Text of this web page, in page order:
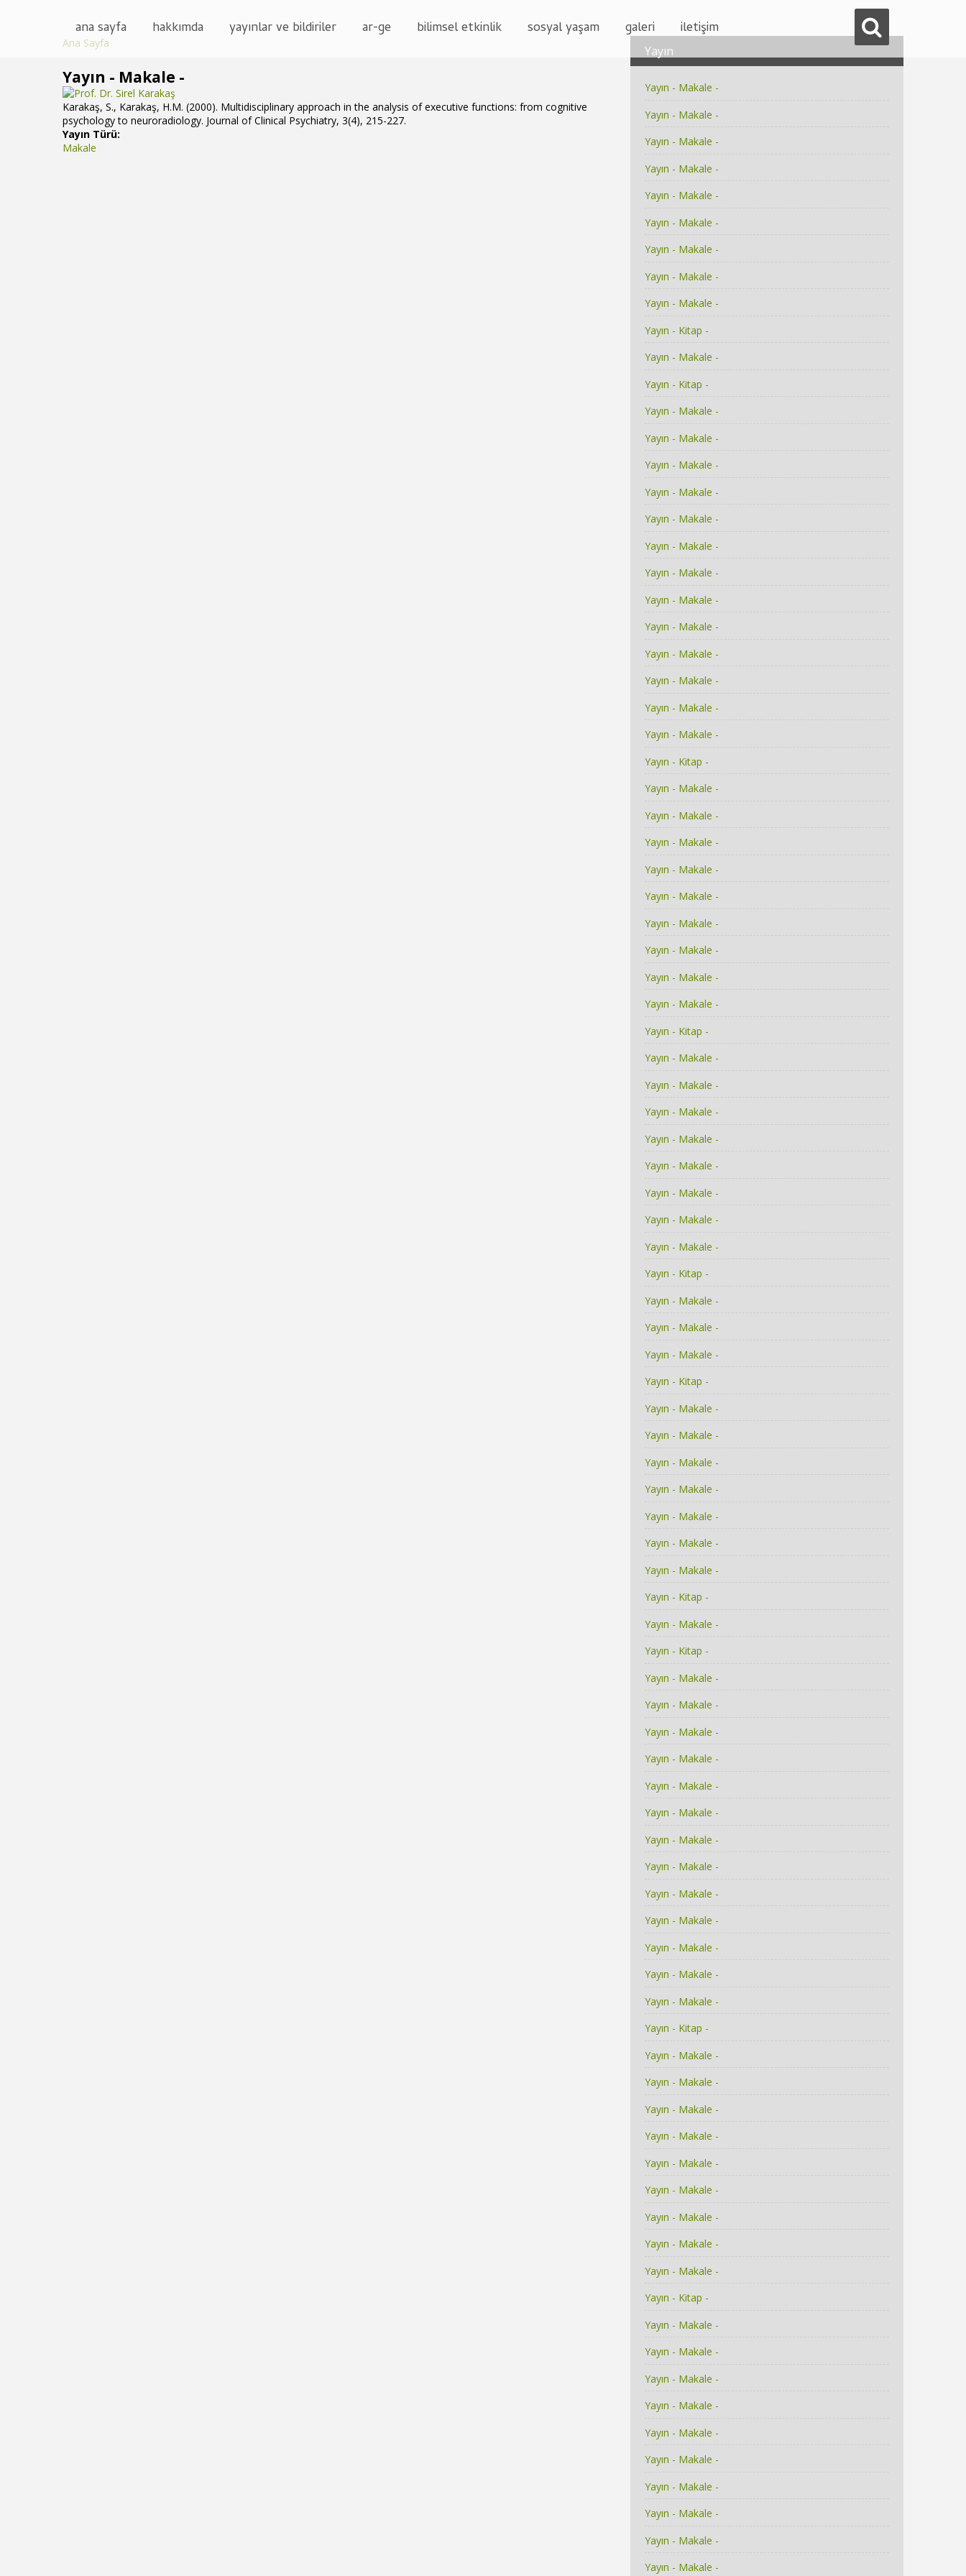
ana sayfa hakkımda yayınlar ve bildiriler ar-ge bilimsel etkinlik sosyal yaşam galeri i̇letişim
Ana Sayfa
Yayın - Makale -
Karakaş, S., Karakaş, H.M. (2000). Multidisciplinary approach in the analysis of executive functions: from cognitive
psychology to neuroradiology. Journal of Clinical Psychiatry, 3(4), 215-227.
Yayın Türü:
Makale
Yayın
Yayın - Makale -
Yayın - Makale -
Yayın - Makale -
Yayın - Makale -
Yayın - Makale -
Yayın - Makale -
Yayın - Makale -
Yayın - Makale -
Yayın - Makale -
Yayın - Kitap -
Yayın - Makale -
Yayın - Kitap -
Yayın - Makale -
Yayın - Makale -
Yayın - Makale -
Yayın - Makale -
Yayın - Makale -
Yayın - Makale -
Yayın - Makale -
Yayın - Makale -
Yayın - Makale -
Yayın - Makale -
Yayın - Makale -
Yayın - Makale -
Yayın - Makale -
Yayın - Kitap -
Yayın - Makale -
Yayın - Makale -
Yayın - Makale -
Yayın - Makale -
Yayın - Makale -
Yayın - Makale -
Yayın - Makale -
Yayın - Makale -
Yayın - Makale -
Yayın - Kitap -
Yayın - Makale -
Yayın - Makale -
Yayın - Makale -
Yayın - Makale -
Yayın - Makale -
Yayın - Makale -
Yayın - Makale -
Yayın - Makale -
Yayın - Kitap -
Yayın - Makale -
Yayın - Makale -
Yayın - Makale -
Yayın - Kitap -
Yayın - Makale -
Yayın - Makale -
Yayın - Makale -
Yayın - Makale -
Yayın - Makale -
Yayın - Makale -
Yayın - Makale -
Yayın - Kitap -
Yayın - Makale -
Yayın - Kitap -
Yayın - Makale -
Yayın - Makale -
Yayın - Makale -
Yayın - Makale -
Yayın - Makale -
Yayın - Makale -
Yayın - Makale -
Yayın - Makale -
Yayın - Makale -
Yayın - Makale -
Yayın - Makale -
Yayın - Makale -
Yayın - Makale -
Yayın - Kitap -
Yayın - Makale -
Yayın - Makale -
Yayın - Makale -
Yayın - Makale -
Yayın - Makale -
Yayın - Makale -
Yayın - Makale -
Yayın - Makale -
Yayın - Makale -
Yayın - Kitap -
Yayın - Makale -
Yayın - Makale -
Yayın - Makale -
Yayın - Makale -
Yayın - Makale -
Yayın - Makale -
Yayın - Makale -
Yayın - Makale -
Yayın - Makale -
Yayın - Makale -